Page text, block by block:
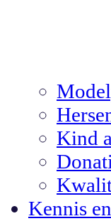
Kind
Kennis